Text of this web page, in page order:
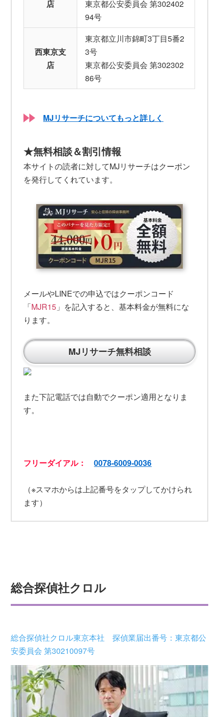
店
東京都公安委員会 第302402
94号
西東京支
店
東京都立川市錦町3丁目5番2
3号
東京都公安委員会 第302302
86号
MJリサーチについてもっと詳しく
★無料相談＆割引情報
本サイトの読者に対してMJリサーチはクーポン
を発行してくれています。
メールやLINEでの申込ではクーポンコード
「MJR15 」を記入すると、基本料金が無料にな
ります。
MJリサーチ無料相談
また下記電話では自動でクーポン適用となりま
す。
フリーダイアル：0078-6009-0036
（※スマホからは上記番号をタップしてかけられ
ます）
総合探偵社クロル
総合探偵社クロル東京本社 探偵業届出番号：東京都公
安委員会 第30210097号